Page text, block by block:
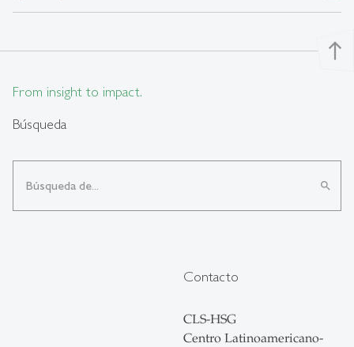
north
From insight to impact.
Búsqueda
search
Contacto
CLS-HSG
Centro Latinoamericano-